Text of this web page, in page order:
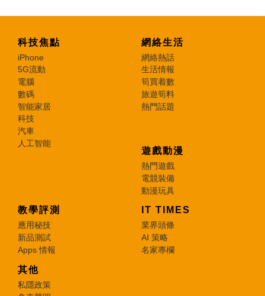
科技焦點
iPhone
5G流動
電腦
數碼
智能家居
科技
汽車
人工智能
網絡生活
網絡熱話
生活情報
筍買着數
旅遊筍料
熱門話題
遊戲動漫
熱門遊戲
電競裝備
動漫玩具
教學評測
應用秘技
新品測試
Apps 情報
IT TIMES
業界頭條
AI 策略
名家專欄
其他
私隱政策